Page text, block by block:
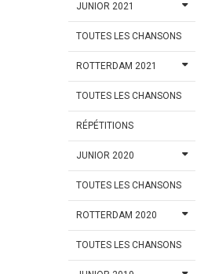
JUNIOR 2021
TOUTES LES CHANSONS
ROTTERDAM 2021
TOUTES LES CHANSONS
RÉPÉTITIONS
JUNIOR 2020
TOUTES LES CHANSONS
ROTTERDAM 2020
TOUTES LES CHANSONS